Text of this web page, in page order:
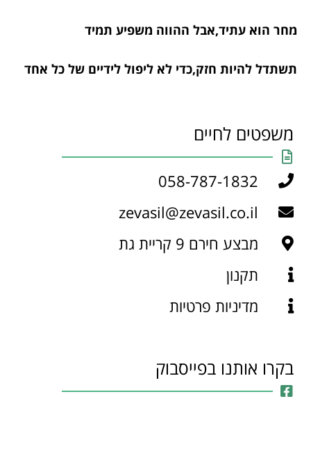
מחר הוא עתיד,אבל ההווה משפיע תמיד
תשתדל להיות חזק,כדי לא ליפול לידיים של כל אחד
משפטים לחיים
058-787-1832
zevasil@zevasil.co.il
מבצע חירם 9 קריית גת
תקנון
מדיניות פרטיות
בקרו אותנו בפייסבוק